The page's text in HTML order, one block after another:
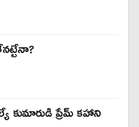
కుమారుడి ప్రేమ్ కహాని